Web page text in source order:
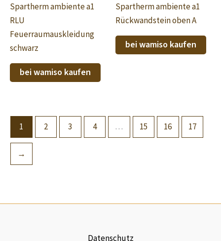
Spartherm ambiente a1
RLU
Feuerraumauskleidung
schwarz
bei wamiso kaufen
Spartherm ambiente a1
Rückwandstein oben A
bei wamiso kaufen
1 2 3 4 … 15 16 17
→
Datenschutz